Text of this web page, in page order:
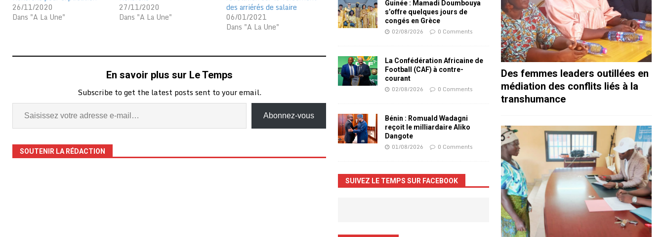
26/11/2020
Dans "A La Une"
27/11/2020
Dans "A La Une"
des arriérés de salaire
06/01/2021
Dans "A La Une"
En savoir plus sur Le Temps
Subscribe to get the latest posts sent to your email.
Abonnez-vous
SOUTENIR LA RÉDACTION
Guinée : Mamadi Doumbouya
s’offre quelques jours de
congés en Grèce
02/08/2026 0 Comments
La Confédération Africaine de
Football (CAF) à contre-
courant
02/08/2026 0 Comments
Bénin : Romuald Wadagni
reçoit le milliardaire Aliko
Dangote
01/08/2026 0 Comments
SUIVEZ LE TEMPS SUR FACEBOOK
Des femmes leaders outillées en
médiation des conflits liés à la
transhumance